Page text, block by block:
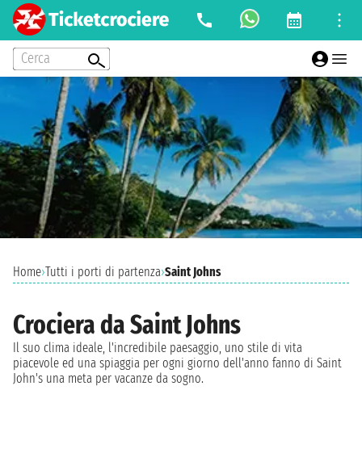
Cerca
Home›Tutti i porti di partenza›Saint Johns
Crociera da Saint Johns
Il suo clima ideale, l'incredibile paesaggio, uno stile di vita
piacevole ed una spiaggia per ogni giorno dell'anno fanno di Saint
John's una meta per vacanze da sogno.